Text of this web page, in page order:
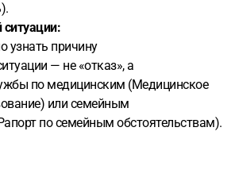
ситуации:
узнать причину
— не «отказ», а
по медицинским (Медицинское
или семейным
по семейным обстоятельствам).